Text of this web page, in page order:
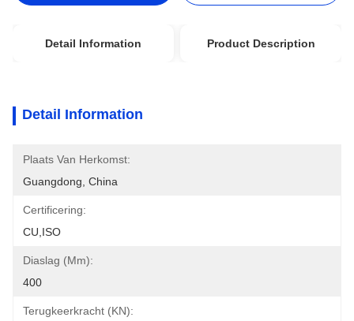
Detail Information Product Description
Detail Information
Plaats Van Herkomst:
Guangdong, China
Certificering:
CU,ISO
Diaslag (mm):
400
Terugkeerkracht (kN):